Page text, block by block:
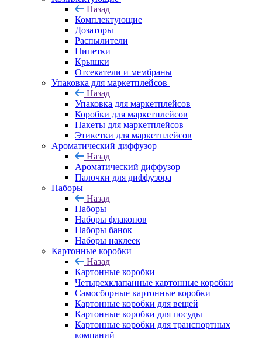
Назад
Комплектующие
Дозаторы
Распылители
Пипетки
Крышки
Отсекатели и мембраны
Упаковка для маркетплейсов
Назад
Упаковка для маркетплейсов
Коробки для маркетплейсов
Пакеты для маркетплейсов
Этикетки для маркетплейсов
Ароматический диффузор
Назад
Ароматический диффузор
Палочки для диффузора
Наборы
Назад
Наборы
Наборы флаконов
Наборы банок
Наборы наклеек
Картонные коробки
Назад
Картонные коробки
Четырехклапанные картонные коробки
Самосборные картонные коробки
Картонные коробки для вещей
Картонные коробки для посуды
Картонные коробки для транспортных
компаний